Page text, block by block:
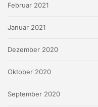
Februar 2021
Januar 2021
Dezember 2020
Oktober 2020
September 2020